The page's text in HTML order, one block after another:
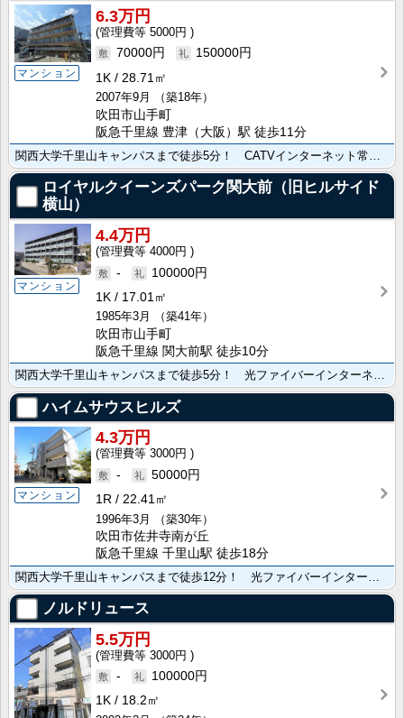
マンション
6.3万円
5000円
70000円
150000円
1K
28.71㎡
2007年9月
（築18年）
吹田市山手町
阪急千里線 豊津（大阪）駅 徒歩11分
ロイヤルクイーンズパーク関大前（旧ヒルサイド
横山）
マンション
4.4万円
4000円
-
100000円
1K
17.01㎡
1985年3月
（築41年）
吹田市山手町
阪急千里線 関大前駅 徒歩10分
ハイムサウスヒルズ
マンション
4.3万円
3000円
-
50000円
1R
22.41㎡
1996年3月
（築30年）
吹田市佐井寺南が丘
阪急千里線 千里山駅 徒歩18分
ノルドリュース
5.5万円
3000円
-
100000円
1K
18.2㎡